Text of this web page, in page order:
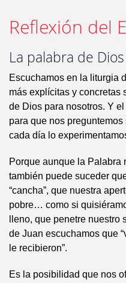
Reflexión del
La palabra de
Escuchamos en la liturgia
más explícitas y concretas
de Dios para nosotros. Y
para que nos
cada día lo
Porque aunque la Palabra
también puede suceder
“cancha”, que nuestra
pobre… como si
lleno, que penetre
de Juan escuchamos que
le recibieron”.
Es la posibilidad que nos